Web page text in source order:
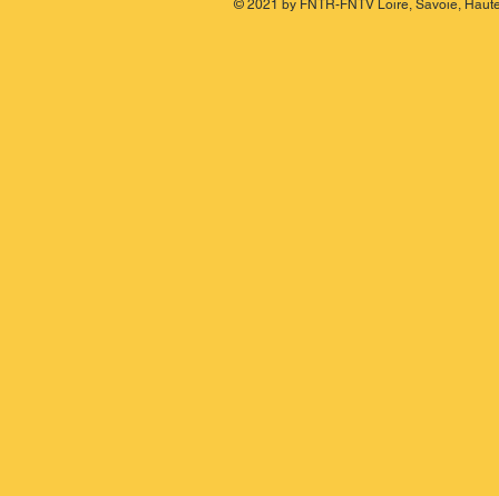
© 2021 by FNTR-FNTV Loire, Savoie,